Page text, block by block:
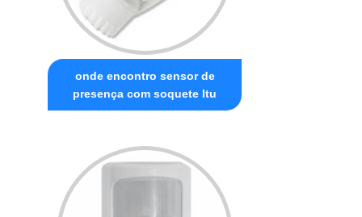
onde encontro sensor de
presença com soquete Itu